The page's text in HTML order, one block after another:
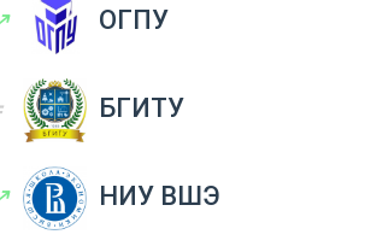
ОГПУ
БГИТУ
НИУ ВШЭ